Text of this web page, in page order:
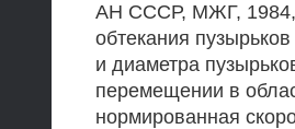
АН СССР, МЖГ, 1984,
обтекания
и диаметра
перемещении в
нормированная